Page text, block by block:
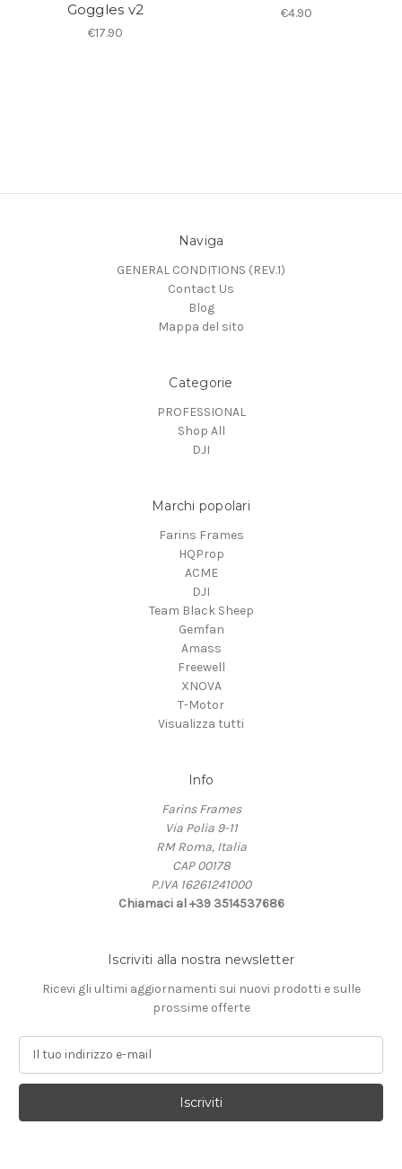
Goggles v2
€17.90
€4.90
Naviga
GENERAL CONDITIONS (REV.1)
Contact Us
Blog
Mappa del sito
Categorie
PROFESSIONAL
Shop All
DJI
Marchi popolari
Farins Frames
HQProp
ACME
DJI
Team Black Sheep
Gemfan
Amass
Freewell
XNOVA
T-Motor
Visualizza tutti
Info
Farins Frames
Via Polia 9-11
RM Roma, Italia
CAP 00178
P.IVA 16261241000
Chiamaci al +39 3514537686
Iscriviti alla nostra newsletter
Ricevi gli ultimi aggiornamenti sui nuovi prodotti e sulle
prossime offerte
d
r